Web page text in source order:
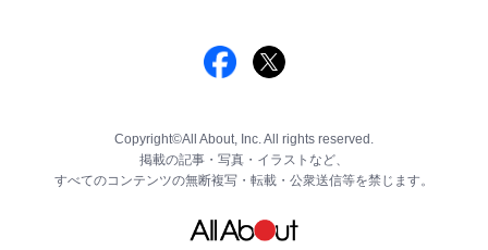
Copyright©All About, Inc. All rights reserved.
掲載の記事・写真・イラストなど、
すべてのコンテンツの無断複写・転載・公衆送信等を禁じます。